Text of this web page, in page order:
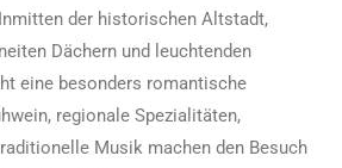
der historischen Altstadt,
Dächern und leuchtenden
eine besonders romantische
regionale Spezialitäten,
Musik machen den Besuch